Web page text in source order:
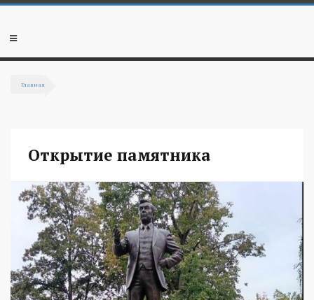
Перейти к основному содержанию
Мобильное
Главная
Открытие памятника